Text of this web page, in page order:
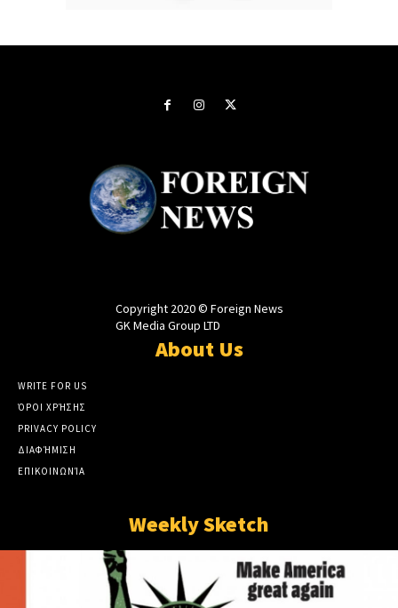
Copyright 2020 © Foreign News
GK Media Group LTD
About Us
WRITE FOR US
ΌΡΟΙ ΧΡΉΣΗΣ
PRIVACY POLICY
ΔΙΑΦΉΜΙΣΗ
ΕΠΙΚΟΙΝΩΝΊΑ
Weekly Sketch